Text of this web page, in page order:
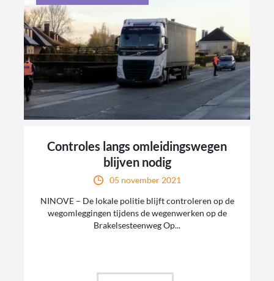
Controles langs omleidingswegen
blijven nodig
05 november 2021
NINOVE – De lokale politie blijft controleren op de
wegomleggingen tijdens de wegenwerken op de
Brakelsesteenweg Op...